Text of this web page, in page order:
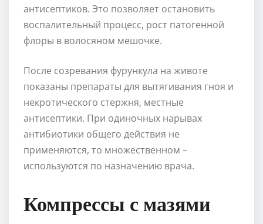
антисептиков. Это позволяет остановить
воспалительный процесс, рост патогенной
флоры в волосяном мешочке.
После созревания фурункула на животе
показаны препараты для вытягивания гноя и
некротического стержня, местные
антисептики. При одиночных нарывах
антибиотики общего действия не
применяются, то множественном –
используются по назначению врача.
Компрессы с мазями